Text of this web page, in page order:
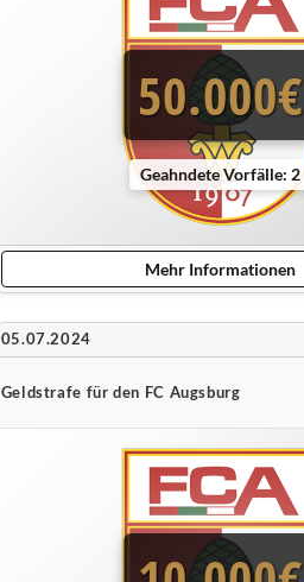
50.000€
Geahndete Vorfälle: 2
Mehr Informationen
05.07.2024
Geldstrafe für den FC Augsburg